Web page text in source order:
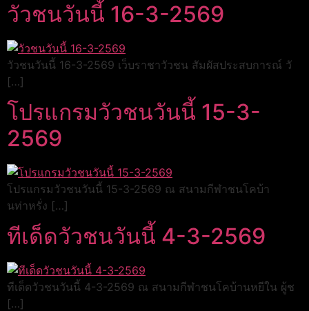
วัวชนวันนี้ 16-3-2569
วัวชนวันนี้ 16-3-2569 เว็บราชาวัวชน สัมผัสประสบการณ์ วั
[…]
โปรแกรมวัวชนวันนี้ 15-3-
2569
โปรแกรมวัวชนวันนี้ 15-3-2569 ณ สนามกีฬาชนโคบ้า
นท่าหรั่ง […]
ทีเด็ดวัวชนวันนี้ 4-3-2569
ทีเด็ดวัวชนวันนี้ 4-3-2569 ณ สนามกีฬาชนโคบ้านหยีใน ผู้ช
[…]